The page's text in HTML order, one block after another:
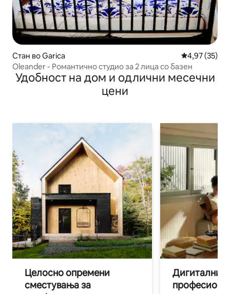
Стан во Garica Просечна
4,97 (35)
Oleander - Романтично студио за 2 лица со базен
Удобност на дом и одлични месечни
цени
Целосно опремени
сместувања за
Дигитални